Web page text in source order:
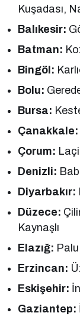
Kuşadası,
Balıkesir:
Batman:
Bingöl:
Bolu:
Bursa:
Çanakkale:
Çorum:
Denizli:
Diyarbakır:
Düzece:
Kaynaşlı
Elazığ:
Erzincan:
Eskişehir:
Gaziantep: